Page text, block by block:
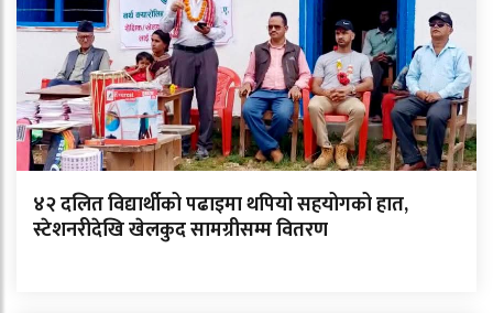
४२ दलित विद्यार्थीको पढाइमा थपियो सहयोगको हात,
स्टेशनरीदेखि खेलकुद सामग्रीसम्म वितरण